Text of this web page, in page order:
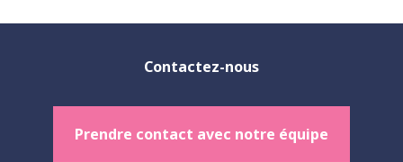
Contactez-nous
Prendre contact avec notre équipe